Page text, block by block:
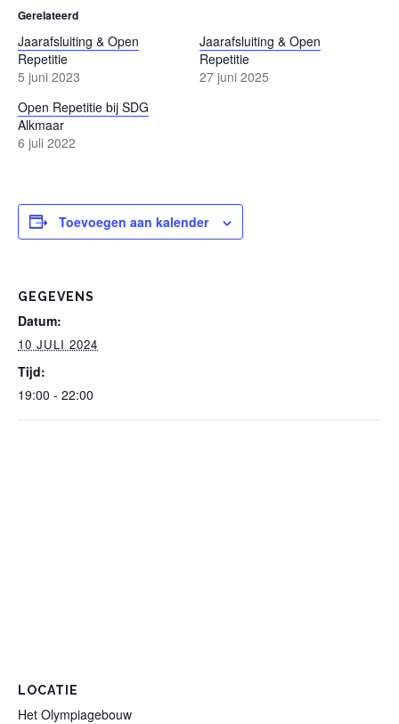
Gerelateerd
Jaarafsluiting & Open
Repetitie
5 juni 2023
Jaarafsluiting & Open
Repetitie
27 juni 2025
Open Repetitie bij SDG
Alkmaar
6 juli 2022
Toevoegen aan kalender
GEGEVENS
Datum:
10 JULI 2024
Tijd:
19:00 - 22:00
LOCATIE
Het Olympiagebouw